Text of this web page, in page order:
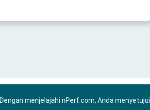
Dengan menjelajahi nPerf.com, Anda menyetujui